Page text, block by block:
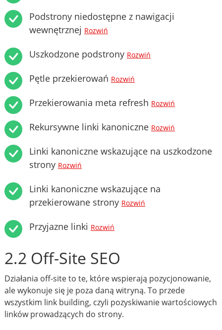
Podstrony niedostępne z nawigacji
wewnętrznej Rozwiń
Uszkodzone podstrony Rozwiń
Pętle przekierowań Rozwiń
Przekierowania meta refresh Rozwiń
Rekursywne linki kanoniczne Rozwiń
Linki kanoniczne wskazujące na uszkodzone
strony Rozwiń
Linki kanoniczne wskazujące na
przekierowane strony Rozwiń
Przyjazne linki Rozwiń
2.2 Off-Site SEO
Działania off-site to te, które wspierają pozycjonowanie,
ale wykonuje się je poza daną witryną. To przede
wszystkim link building, czyli pozyskiwanie wartościowych
linków prowadzących do strony.